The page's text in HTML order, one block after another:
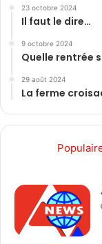
23 octobre 2024
Il faut le dire…
9 octobre 2024
Quelle rentrée
29 août 2024
La ferme